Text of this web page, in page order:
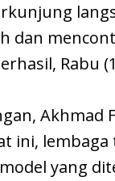
dan
Rabu
Akhmad
ini, lembaga
yang